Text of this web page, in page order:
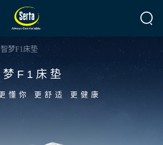
智梦F1床垫
智梦F1床垫
智能舒睡 更懂你 更舒适 更健